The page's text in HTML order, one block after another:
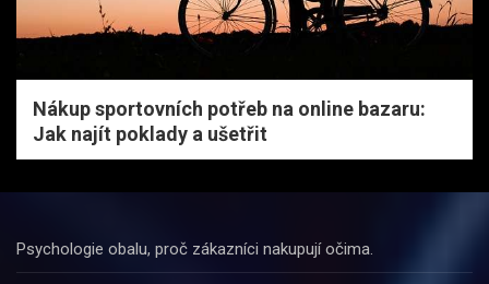
Nákup sportovních potřeb na online bazaru:
Jak najít poklady a ušetřit
Psychologie obalu, proč zákazníci nakupují očima.